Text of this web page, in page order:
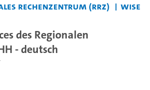
Rechenzentrum (RRZ)
WiSe
des Regionalen
- deutsch